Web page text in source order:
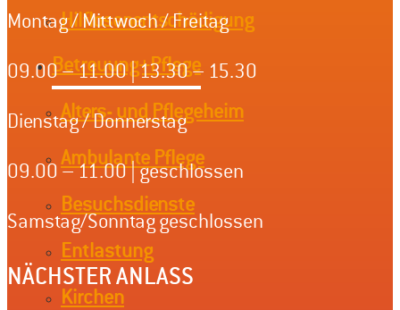
Hilflosenentschädigung
Betreuung+Pflege
Alters- und Pflegeheim
Ambulante Pflege
Besuchsdienste
Entlastung
Kirchen
Montag / Mittwoch / Freitag
09.00 – 11.00 | 13.30 – 15.30
Dienstag / Donnerstag
09.00 – 11.00 | geschlossen
Samstag/Sonntag geschlossen
NÄCHSTER ANLASS